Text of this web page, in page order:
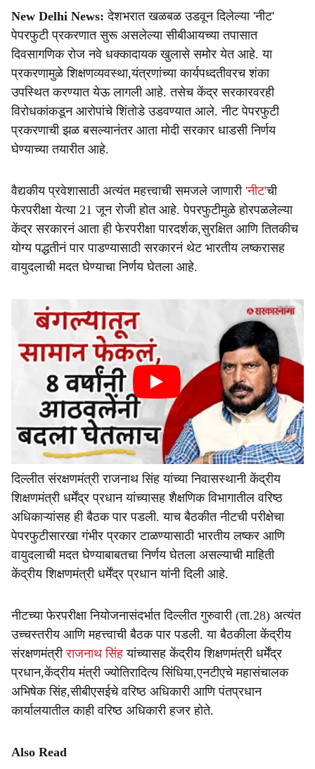
a
r
e
New Delhi News: देशभरात खळबळ उडवून दिलेल्या 'नीट'
पेपरफुटी प्रकरणात सुरू असलेल्या सीबीआयच्या तपासात
दिवसागणिक रोज नवे धक्कादायक खुलासे समोर येत आहे. या
प्रकरणामुळे शिक्षणव्यवस्था,यंत्रणांच्या कार्यपध्दतीवरच शंका
उपस्थित करण्यात येऊ लागली आहे. तसेच केंद्र सरकारवरही
विरोधकांकडून आरोपांचे शिंतोडे उडवण्यात आले. नीट पेपरफुटी
प्रकरणाची झळ बसल्यानंतर आता मोदी सरकार धाडसी निर्णय
घेण्याच्या तयारीत आहे.
वैद्यकीय प्रवेशासाठी अत्यंत महत्त्वाची समजले जाणारी 'नीट'ची
फेरपरीक्षा येत्या 21 जून रोजी होत आहे. पेपरफुटीमुळे होरपळलेल्या
केंद्र सरकारनं आता ही फेरपरीक्षा पारदर्शक,सुरक्षित आणि तितकीच
योग्य पद्धतीनं पार पाडण्यासाठी सरकारनं थेट भारतीय लष्करासह
वायुदलाची मदत घेण्याचा निर्णय घेतला आहे.
दिल्लीत संरक्षणमंत्री राजनाथ सिंह यांच्या निवासस्थानी केंद्रीय
शिक्षणमंत्री धर्मेंद्र प्रधान यांच्यासह शैक्षणिक विभागातील वरिष्ठ
अधिकाऱ्यांसह ही बैठक पार पडली. याच बैठकीत नीटची परीक्षेचा
पेपरफुटीसारखा गंभीर प्रकार टाळण्यासाठी भारतीय लष्कर आणि
वायुदलाची मदत घेण्याबाबतचा निर्णय घेतला असल्याची माहिती
केंद्रीय शिक्षणमंत्री धर्मेंद्र प्रधान यांनी दिली आहे.
नीटच्या फेरपरीक्षा नियोजनासंदर्भात दिल्लीत गुरुवारी (ता.28) अत्यंत
उच्चस्तरीय आणि महत्त्वाची बैठक पार पडली. या बैठकीला केंद्रीय
संरक्षणमंत्रीराजनाथ सिंह यांच्यासह केंद्रीय शिक्षणमंत्री धर्मेंद्र
प्रधान,केंद्रीय मंत्री ज्योतिरादित्य सिंधिया,एनटीएचे महासंचालक
अभिषेक सिंह,सीबीएसईचे वरिष्ठ अधिकारी आणि पंतप्रधान
कार्यालयातील काही वरिष्ठ अधिकारी हजर होते.
Also Read